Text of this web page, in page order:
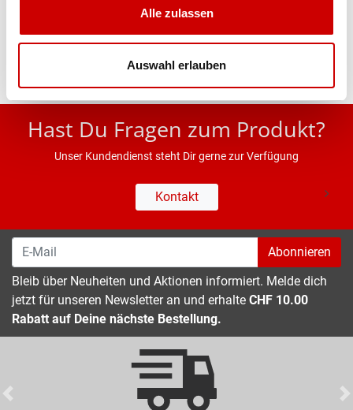
Alle zulassen
Auswahl erlauben
* UVP des Herstellers; Alle Preisangaben inkl. MwSt.
Hast Du Fragen zum Produkt?
Unser Kundendienst steht Dir gerne zur Verfügung
Kontakt
Abonnieren
Bleib über Neuheiten und Aktionen informiert. Melde dich
jetzt für unseren Newsletter an und erhalte CHF 10.00
Rabatt auf Deine nächste Bestellung.
Previous